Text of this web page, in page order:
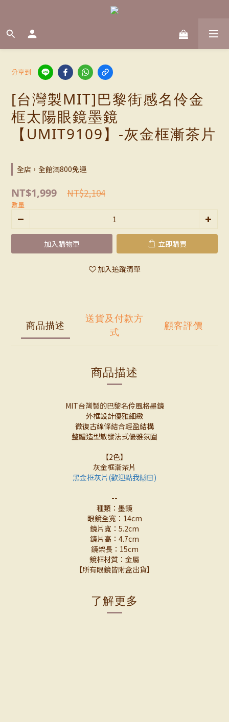
分享到
[台灣製MIT]巴黎街感名伶金
框太陽眼鏡墨鏡
【UMIT9109】-灰金框漸茶片
全店，全館滿800免運
NT$1,999 NT$2,104
數量
加入購物車 立即購買
加入追蹤清單
商品描述
送貨及付款方
式
顧客評價
商品描述
MIT台灣製的巴黎名伶風格墨鏡
外框設計優雅細緻
微復古線條結合輕盈結構
整體造型散發法式優雅氛圍
【2色】
灰金框漸茶片
黑金框灰片(歡迎點我🙌🏻)
--
種類：墨鏡
眼鏡全寬：14cm
鏡片寬：5.2cm
鏡片高：4.7cm
鏡架長：15cm
鏡框材質：金屬
【所有眼鏡皆附盒出貨】
了解更多